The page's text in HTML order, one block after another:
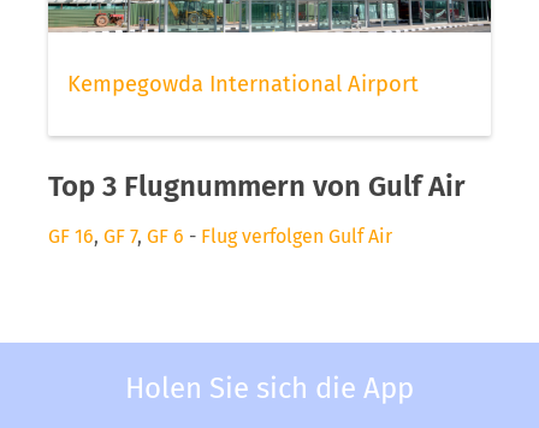
Kempegowda International Airport
Top 3 Flugnummern von Gulf Air
GF 16, GF 7, GF 6 - Flug verfolgen Gulf Air
Holen Sie sich die App